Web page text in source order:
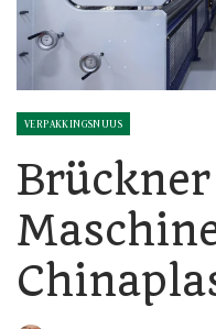
VERPAKKINGSNUUS
Brückner